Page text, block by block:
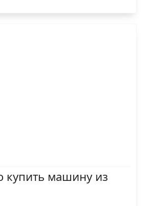
купить машину из